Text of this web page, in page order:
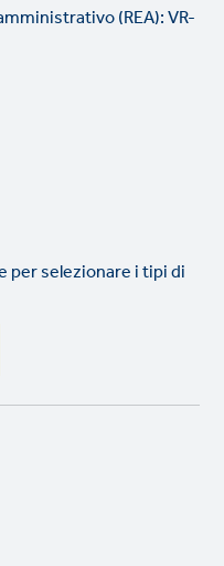
(REA): VR-
per selezionare i tipi di